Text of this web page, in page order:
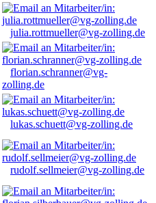
julia.rottmueller@vg-zolling.de
florian.schranner@vg-
zolling.de
lukas.schuett@vg-zolling.de
rudolf.sellmeier@vg-zolling.de